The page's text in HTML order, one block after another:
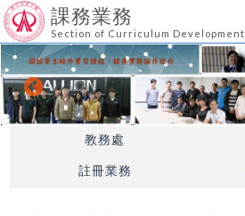
課務業務
Section of Curriculum Development
教務處
註冊業務